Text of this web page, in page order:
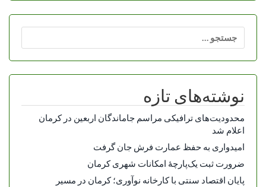
برای:
نوشته‌های تازه
محدودیت‌های ترافیکی مراسم جاماندگان اربعین در کرمان
اعلام شد
امیدواری به حفظ عمارت فرش جان گرفت
ضرورت ثبت یک‌پارچۀ امکانات شهری کرمان
پایان اقتصاد سنتی با کارخانه نوآوری؛ کرمان در مسیر